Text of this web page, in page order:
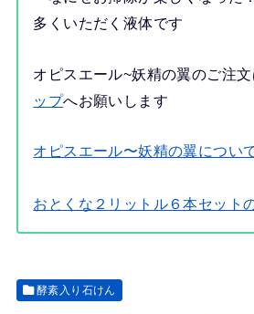
多くいただく液体です
オピスエール~妖精の翼のご注文
ップへお願いします
オピスエール〜妖精の翼につい
おとくな２リットル６本セット
酵素入り石けん